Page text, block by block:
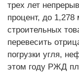
трех лет
процент, до 1,278
строительных
перевесить
погрузки угля,
этом году РЖД